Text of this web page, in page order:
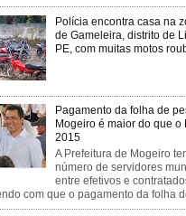
Polícia encontra casa na
de Gameleira, distrito de
PE, com muitas motos
Pagamento da folha de
Mogeiro é maior do que o
2015
A Prefeitura de Mogeiro
número de servidores
entre efetivos e
com que o pagamento da folha